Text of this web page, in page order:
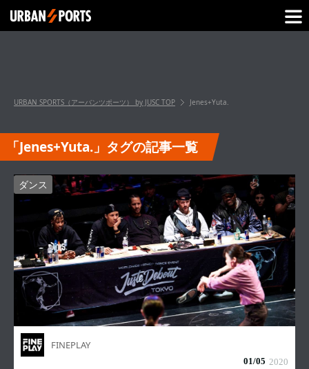
URBAN SPORTS（アーバンツポーツ） by JUSC TOP Jenes+Yuta.
「Jenes+Yuta.」タグの記事一覧
ダンス
FINEPLAY
01/05 2020